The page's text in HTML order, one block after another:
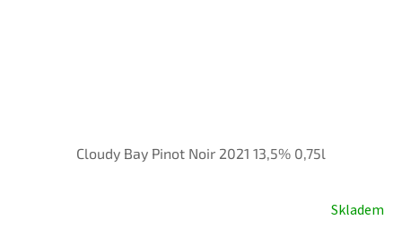
Cloudy Bay Pinot Noir 2021 13,5% 0,75l
Skladem